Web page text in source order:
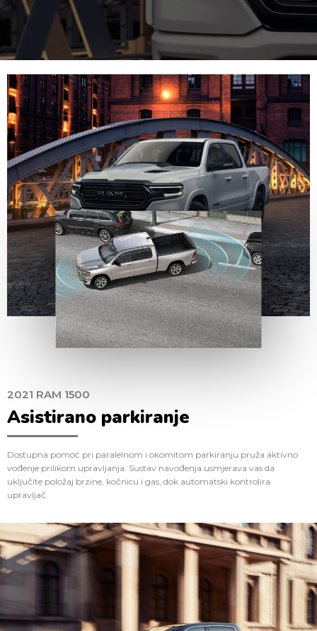
2021 RAM 1500
Asistirano parkiranje
Dostupna pomoć pri paralelnom i okomitom parkiranju pruža aktivno
vođenje prilikom upravljanja. Sustav navođenja usmjerava vas da
uključite položaj brzine, kočnicu i gas, dok automatski kontrolira
upravljač.